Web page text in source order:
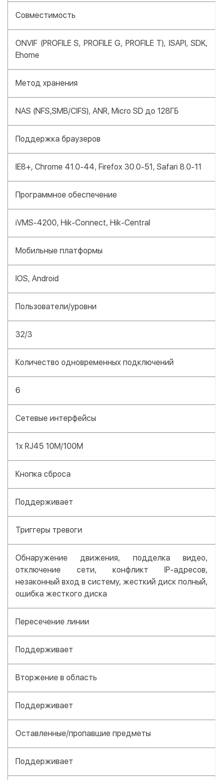
Совместимость
ONVIF (PROFILE S, PROFILE G, PROFILE T), ISAPI, SDK,
Ehome
Метод хранения
NAS (NFS,SMB/CIFS), ANR, Micro SD до 128ГБ
Поддержка браузеров
IE8+, Chrome 41.0-44, Firefox 30.0-51, Safari 8.0-11
Программное обеспечение
iVMS-4200, Hik-Connect, Hik-Central
Мобильные платформы
IOS, Android
Пользователи/уровни
32/3
Количество одновременных подключений
6
Сетевые интерфейсы
1х RJ45 10M/100M
Кнопка сброса
Поддерживает
Триггеры тревоги
Обнаружение движения, подделка видео,
отключение сети, конфликт IP-адресов,
незаконный вход в систему, жесткий диск полный,
ошибка жесткого диска
Пересечение линии
Поддерживает
Вторжение в область
Поддерживает
Оставленные/пропавшие предметы
Поддерживает